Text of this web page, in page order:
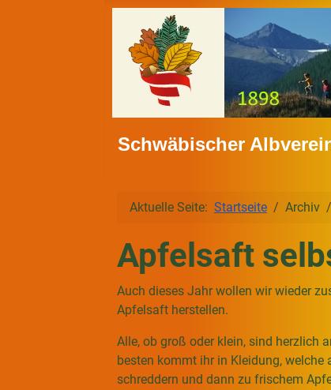
Schwäbischer
Aktuelle Seite: Startseite Archiv
Apfelsaft
Auch dieses Jahr wollen wir wieder
Apfelsaft herstellen.
Alle, ob groß oder klein, sind herzlich
besten kommt ihr in Kleidung,
schreddern und dann zu frischem